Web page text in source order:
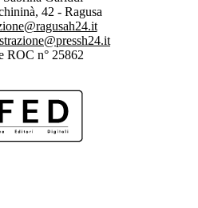
42 - Ragusa
ROC n° 25862